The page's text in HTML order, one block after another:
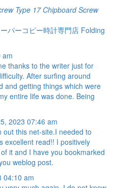
Type 17 Chipboard Screw
パーコピー時計専門店 Folding
am
thanks to the writer just for
After surfing around
and getting things which were
entire life was done. Being
2023 07:46 am
this net-site.I needed to
excellent read!! I positively
it and I have you bookmarked
weblog post.
04:10 am